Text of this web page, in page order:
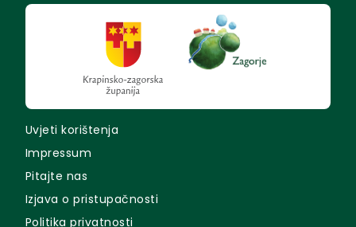
Uvjeti korištenja
Impressum
Pitajte nas
Izjava o pristupačnosti
Politika privatnosti